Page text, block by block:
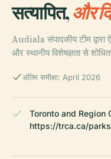
सत्यापित,और
Audiala संपादकीय टीम द्वारा
और स्थानीय विशेषज्ञता से
अंतिम समीक्षा: April 2026
Toronto and Region
https://trca.ca/